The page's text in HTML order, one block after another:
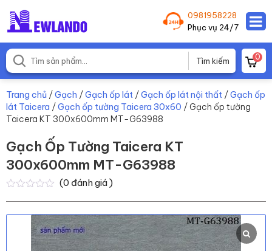
0981958228
Phục vụ 24/7
0
Trang chủ /Gạch /Gạch ốp lát /Gạch ốp lát nội thất /Gạch ốp
lát Taicera /Gạch ốp tường Taicera 30x60 / Gạch ốp tường
Taicera KT 300x600mm MT-G63988
Gạch Ốp Tường Taicera KT
300x600mm MT-G63988
5
(0 đánh giá )